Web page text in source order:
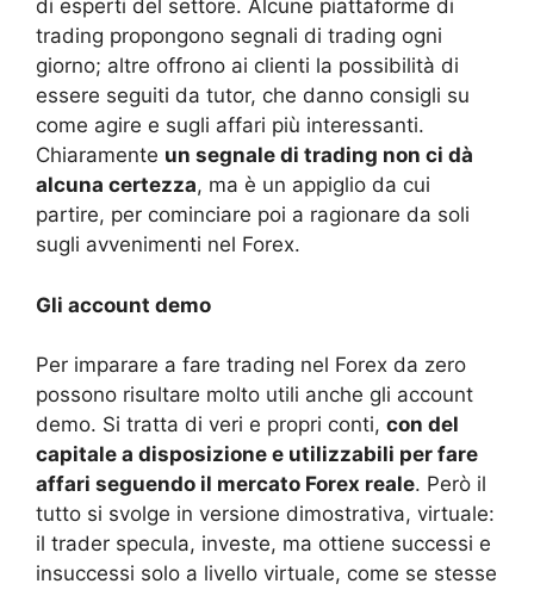
di esperti del settore. Alcune piattaforme di
trading propongono segnali di trading ogni
giorno; altre offrono ai clienti la possibilità di
essere seguiti da tutor, che danno consigli su
come agire e sugli affari più interessanti.
Chiaramente un segnale di trading non ci dà
alcuna certezza, ma è un appiglio da cui
partire, per cominciare poi a ragionare da soli
sugli avvenimenti nel Forex.
Gli account demo
Per imparare a fare trading nel Forex da zero
possono risultare molto utili anche gli account
demo. Si tratta di veri e propri conti, con del
capitale a disposizione e utilizzabili per fare
affari seguendo il mercato Forex reale. Però il
tutto si svolge in versione dimostrativa, virtuale:
il trader specula, investe, ma ottiene successi e
insuccessi solo a livello virtuale, come se stesse